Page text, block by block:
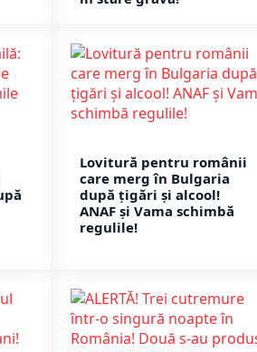
Lovitură pentru românii
care merg în Bulgaria
după țigări și alcool!
ANAF și Vama schimbă
regulile!